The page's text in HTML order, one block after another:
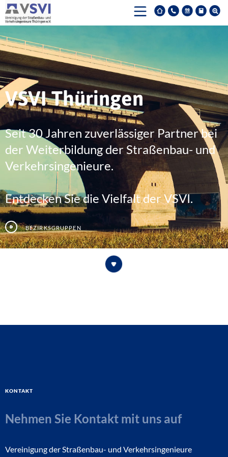
VSVI Thüringen
Seit 30 Jahren zuverlässiger Partner bei
der Weiterbildung der Straßenbau- und
Verkehrsingenieure.
Entdecken Sie die Vielfalt der VSVI.
Bezirksgruppen
Kontakt
Nehmen Sie Kontakt mit uns auf
Vereinigung der Straßenbau- und Verkehrsingenieure